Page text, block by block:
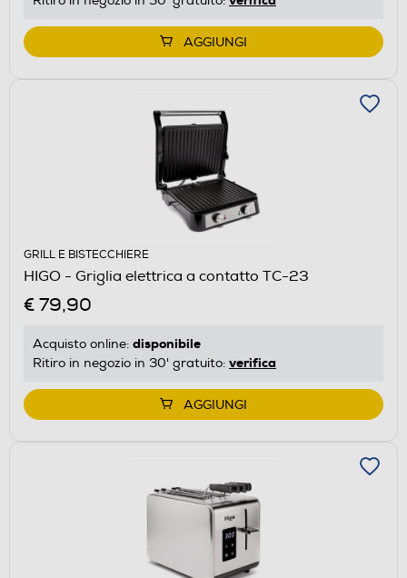
AGGIUNGI
GRILL E BISTECCHIERE
HIGO - Griglia elettrica a contatto TC-23
€ 79,90
Acquisto online: disponibile
Ritiro in negozio in 30' gratuito: verifica
AGGIUNGI